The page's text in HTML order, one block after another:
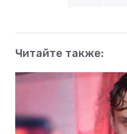
Читайте также: